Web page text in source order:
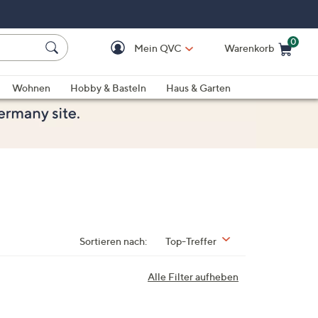
Mein QVC Warenkorb
0
Wohnen
Hobby & Basteln Haus & Garten
Sortieren nach: Top-Treffer
Alle Filter aufheben